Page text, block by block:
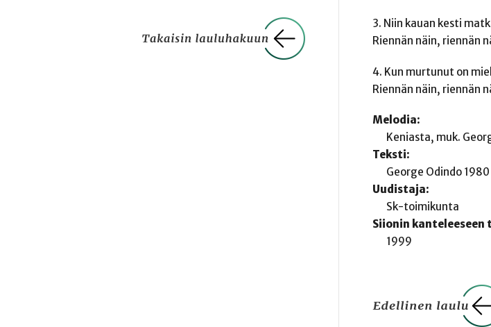
3. Niin kauan kesti
Riennän näin, riennän
4. Kun murtunut on
Riennän näin, riennän
Melodia:
Keniasta, muk.
Teksti:
George Odindo 1980
Uudistaja:
Sk-toimikunta
Siionin kanteleeseen
1999